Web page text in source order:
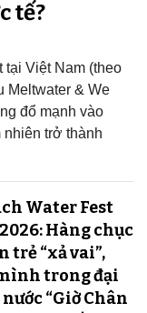
tế?
Việt Nam (theo
Meltwater & We
đổ mạnh vào
nhiên trở thành
Water Fest
Hàng chục
trẻ “xả vai”,
trong đại
“Giờ Chân